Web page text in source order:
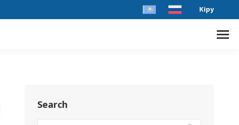
Кіру
Search